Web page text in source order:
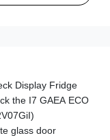
the I7 GAEA ECO
glass door